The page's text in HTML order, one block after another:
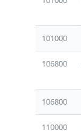
101000
106800
106800
110000